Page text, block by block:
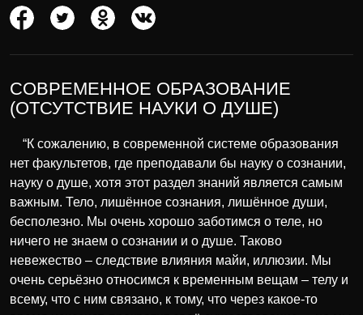
СОВРЕМЕННОЕ ОБРАЗОВАНИЕ
(ОТСУТСТВИЕ НАУКИ О ДУШЕ)
“К сожалению, в современной системе образования
нет факультетов, где преподавали бы науку о сознании,
науку о душе, хотя этот раздел знаний является самым
важным. Тело, лишённое сознания, лишённое души,
бесполезно. Мы очень хорошо заботимся о теле, но
ничего не знаем о сознании и о душе. Таково
невежество – следствие влияния майи, иллюзии. Мы
очень серьёзно относимся к временным вещам – телу и
всему, что с ним связано, к тому, что через какое-то